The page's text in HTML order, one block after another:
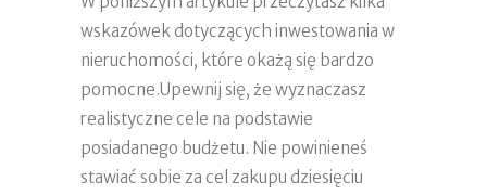
wskazówek dotyczących inwestowania w
nieruchomości, które okażą się bardzo
pomocne.Upewnij się, że wyznaczasz
realistyczne cele na podstawie
posiadanego budżetu. Nie powinieneś
stawiać sobie za cel zakupu dziesięciu